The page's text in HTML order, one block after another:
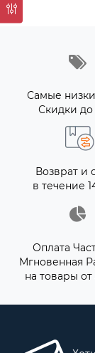
Самые
Скидки до
Возврат и
в течение
Оплата
Мгновенная
на товары от